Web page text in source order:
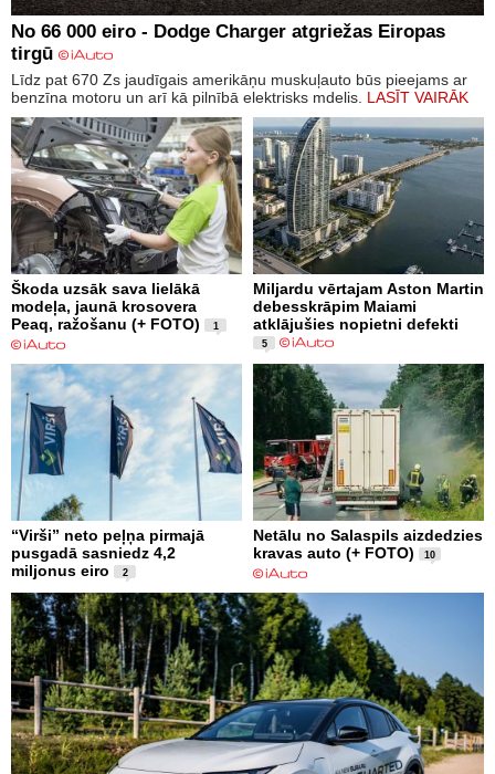
No 66 000 eiro - Dodge Charger atgriežas Eiropas
tirgū
Līdz pat 670 Zs jaudīgais amerikāņu muskuļauto būs pieejams ar
benzīna motoru un arī kā pilnībā elektrisks mdelis. LASĪT VAIRĀK
Škoda uzsāk sava lielākā
modeļa, jaunā krosovera
Peaq, ražošanu (+ FOTO)
1
Miljardu vērtajam Aston Martin
debesskrāpim Maiami
atklājušies nopietni defekti
5
“Virši” neto peļņa pirmajā
pusgadā sasniedz 4,2
miljonus eiro
2
Netālu no Salaspils aizdedzies
kravas auto (+ FOTO)
10